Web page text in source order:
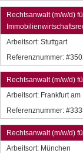
Rechtsanwalt (m/w/d)
Arbeitsort: Stuttgart
Referenznummer:
Rechtsanwalt (m/w/d)
Arbeitsort: Frankfurt am
Referenznummer:
Rechtsanwalt (m/w/d)
Arbeitsort: München